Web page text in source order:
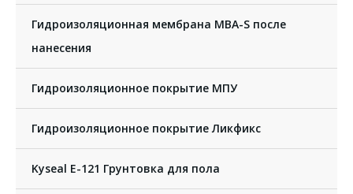
Гидроизоляционная мембрана MBA-S после
нанесения
Гидроизоляционное покрытие МПУ
Гидроизоляционное покрытие Ликфикс
Kyseal E-121 Грунтовка для пола